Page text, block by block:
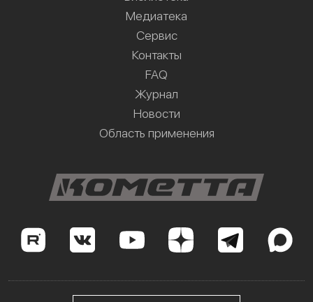
Медиатека
Сервис
Контакты
FAQ
Журнал
Новости
Область применения